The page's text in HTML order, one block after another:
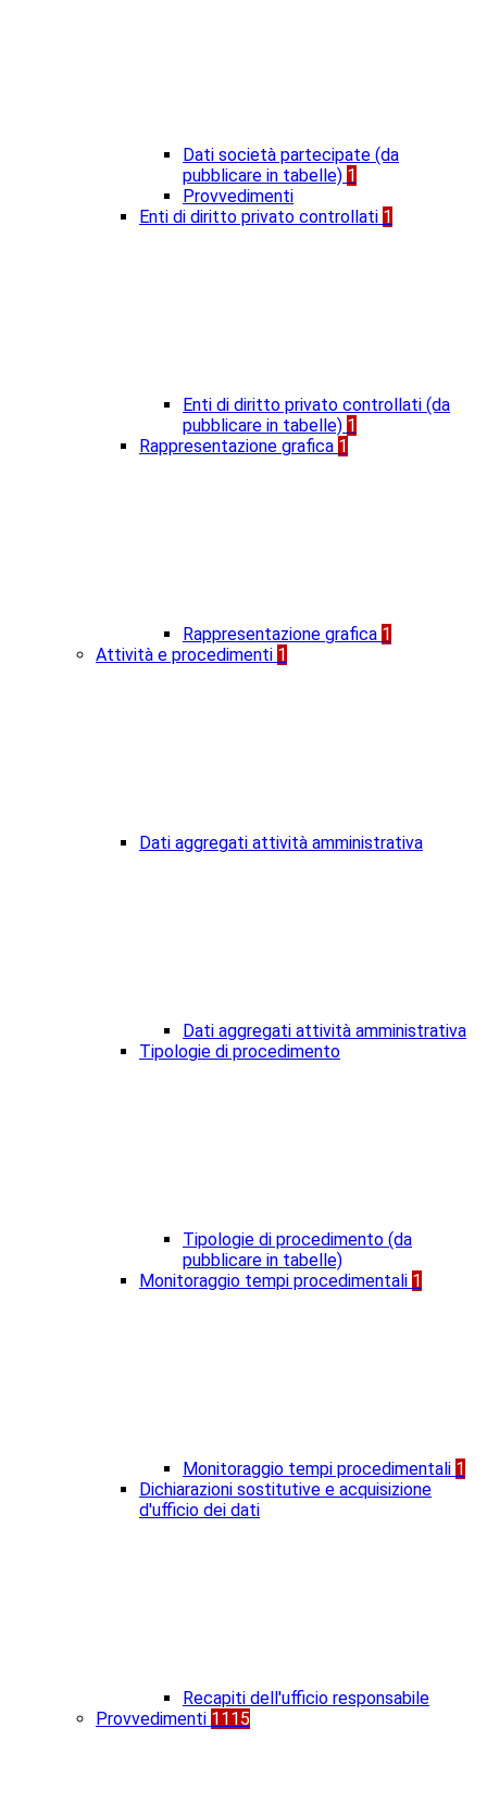
Dati società partecipate (da
pubblicare in tabelle) 1
Provvedimenti
Enti di diritto privato controllati 1
Enti di diritto privato controllati (da
pubblicare in tabelle) 1
Rappresentazione grafica 1
Rappresentazione grafica 1
Attività e procedimenti 1
Dati aggregati attività amministrativa
Dati aggregati attività amministrativa
Tipologie di procedimento
Tipologie di procedimento (da
pubblicare in tabelle)
Monitoraggio tempi procedimentali 1
Monitoraggio tempi procedimentali 1
Dichiarazioni sostitutive e acquisizione
d'ufficio dei dati
Recapiti dell'ufficio responsabile
Provvedimenti 1115